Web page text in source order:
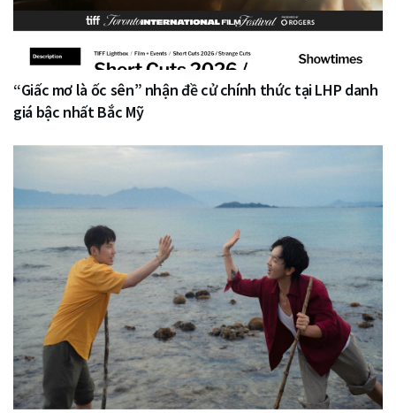
“Giấc mơ là ốc sên” nhận đề cử chính thức tại LHP danh
giá bậc nhất Bắc Mỹ